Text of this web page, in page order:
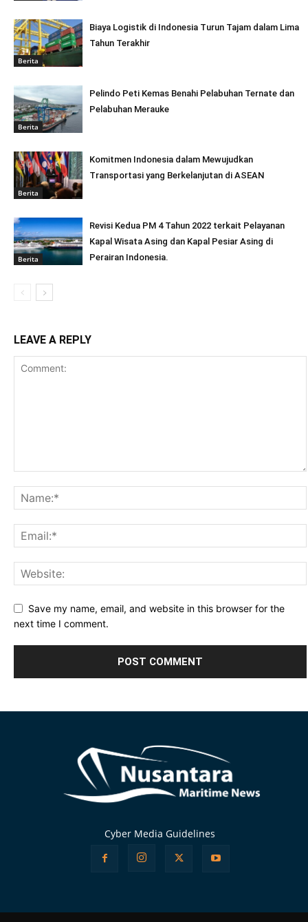
Berita
Biaya Logistik di Indonesia Turun Tajam dalam Lima
Tahun Terakhir
Berita
Pelindo Peti Kemas Benahi Pelabuhan Ternate dan
Pelabuhan Merauke
Berita
Komitmen Indonesia dalam Mewujudkan
Transportasi yang Berkelanjutan di ASEAN
Berita
Revisi Kedua PM 4 Tahun 2022 terkait Pelayanan
Kapal Wisata Asing dan Kapal Pesiar Asing di
Perairan Indonesia.
LEAVE A REPLY
Save my name, email, and website in this browser for the
next time I comment.
Cyber Media Guidelines